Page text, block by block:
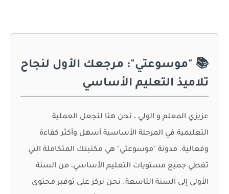
📚 "موسوعتي": مرجعك الأول لنجاح
تلاميذ التعليم الأساسي
عزيزي المعلم و الولي ، نحن هنا لنجعل العملية
التعليمية في المرحلة الأساسية أسهل وأكثر كفاءة
وفعالية. مدونة "موسوعتي" هي مكتبتك المتكاملة التي
تغطي جميع مستويات التعليم الأساسي، من السنة
الأولى إلى السنة التاسعة. نحن نركز على توفير محتوى